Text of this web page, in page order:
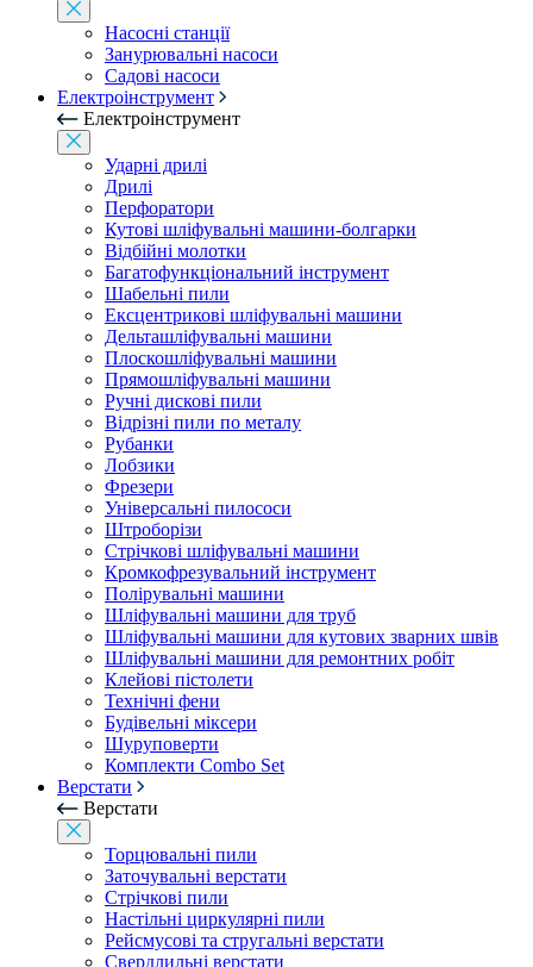
Насосні станції
Занурювальні насоси
Садові насоси
Електроінструмент
Електроінструмент
Ударні дрилі
Дрилі
Перфоратори
Кутові шліфувальні машини-болгарки
Відбійні молотки
Багатофункціональний інструмент
Шабельні пили
Ексцентрикові шліфувальні машини
Дельташліфувальні машини
Плоскошліфувальні машини
Прямошліфувальні машини
Ручні дискові пили
Відрізні пили по металу
Рубанки
Лобзики
Фрезери
Універсальні пилососи
Штроборізи
Стрічкові шліфувальні машини
Кромкофрезувальний інструмент
Полірувальні машини
Шліфувальні машини для труб
Шліфувальні машини для кутових зварних швів
Шліфувальні машини для ремонтних робіт
Клейові пістолети
Технічні фени
Будівельні міксери
Шуруповерти
Комплекти Combo Set
Верстати
Верстати
Торцювальні пили
Заточувальні верстати
Стрічкові пили
Настільні циркулярні пили
Рейсмусові та стругальні верстати
Свердлильні верстати